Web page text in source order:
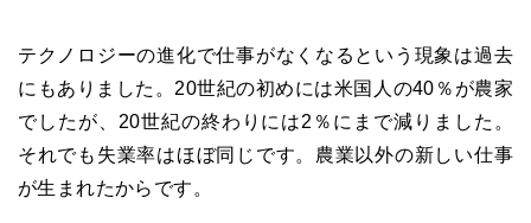
テクノロジーの進化で仕事がなくなるという現象は過去
にもありました。20世紀の初めには米国人の40％が農家
でしたが、20世紀の終わりには2％にまで減りました。
それでも失業率はほぼ同じです。農業以外の新しい仕事
が生まれたからです。